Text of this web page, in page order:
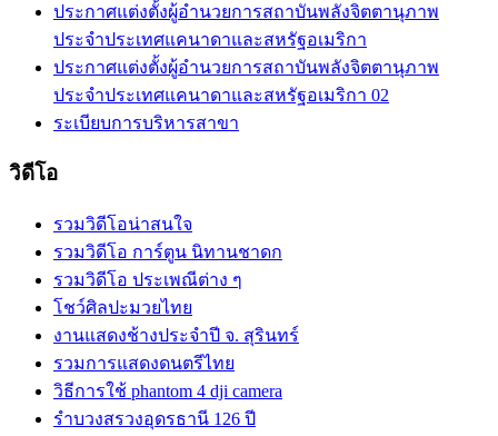
ประกาศแต่งตั้งผู้อำนวยการสถาบันพลังจิตตานุภาพ
ประจำประเทศแคนาดาและสหรัฐอเมริกา
ประกาศแต่งตั้งผู้อำนวยการสถาบันพลังจิตตานุภาพ
ประจำประเทศแคนาดาและสหรัฐอเมริกา 02
ระเบียบการบริหารสาขา
วิดีโอ
รวมวิดีโอน่าสนใจ
รวมวิดีโอ การ์ตูน นิทานชาดก
รวมวิดีโอ ประเพณีต่าง ๆ
โชว์ศิลปะมวยไทย
งานแสดงช้างประจำปี จ. สุรินทร์
รวมการแสดงดนตรีไทย
วิธีการใช้ phantom 4 dji camera
รำบวงสรวงอุดรธานี 126 ปี